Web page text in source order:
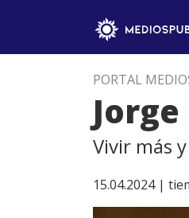
PORTAL
Vivir más
15.04.2024 |